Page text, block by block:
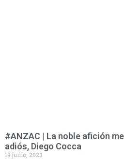
#ANZAC | La noble afición
adiós, Diego Cocca
19 junio, 2023